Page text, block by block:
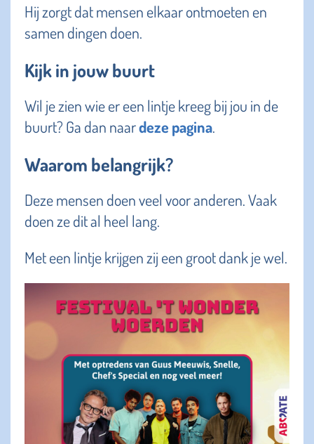
Hij zorgt dat mensen elkaar ontmoeten en
samen dingen doen.
Kijk in jouw buurt
Wil je zien wie er een lintje kreeg bij jou in de
buurt? Ga dan naardeze pagina.
Waarom belangrijk?
Deze mensen doen veel voor anderen. Vaak
doen ze dit al heel lang.
Met een lintje krijgen zij een groot dank je wel.